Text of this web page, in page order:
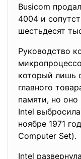
Busicom
4004 и
шестьдесят
Руководство
который лишь
главного
памяти, но
Intel
ноябре 1971
Computer Set).
Intel